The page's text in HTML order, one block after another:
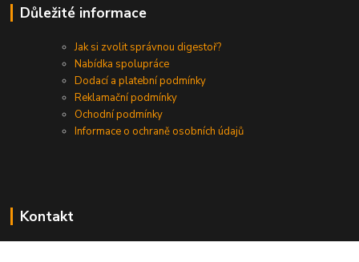
Důležité informace
Jak si zvolit správnou digestoř?
Nabídka spolupráce
Dodací a platební podmínky
Reklamační podmínky
Ochodní podmínky
Informace o ochraně osobních údajů
Kontakt